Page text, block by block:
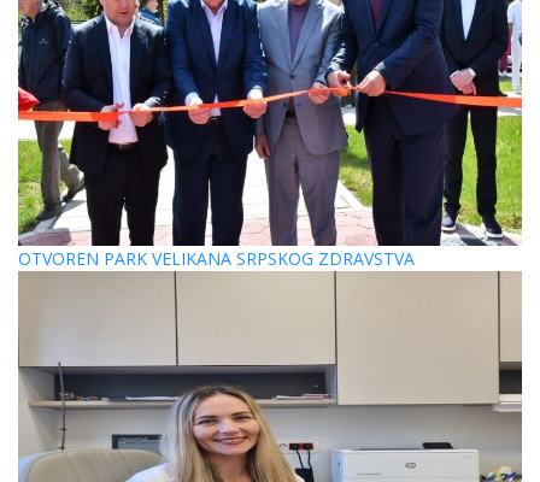
OTVOREN PARK VELIKANA SRPSKOG ZDRAVSTVA